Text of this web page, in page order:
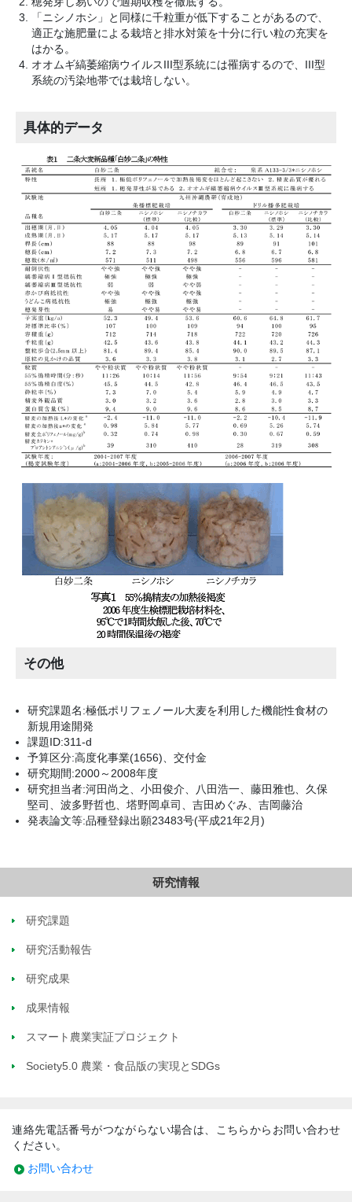
「ニシノホシ」と同様に千粒重が低下することがあるので、
適正な施肥量による栽培と排水対策を十分に行い粒の充実を
はかる。
オオムギ縞萎縮病ウイルスIII型系統には罹病するので、III型
系統の汚染地帯では栽培しない。
具体的データ
その他
研究課題名:極低ポリフェノール大麦を利用した機能性食材の
新規用途開発
課題ID:311-d
予算区分:高度化事業(1656)、交付金
研究期間:2000～2008年度
研究担当者:河田尚之、小田俊介、八田浩一、藤田雅也、久保
堅司、波多野哲也、塔野岡卓司、吉田めぐみ、吉岡藤治
発表論文等:品種登録出願23483号(平成21年2月)
研究情報
研究課題
研究活動報告
研究成果
成果情報
スマート農業実証プロジェクト
Society5.0 農業・食品版の実現とSDGs
連絡先電話番号がつながらない場合は、こちらからお問い合わせ
ください。
お問い合わせ